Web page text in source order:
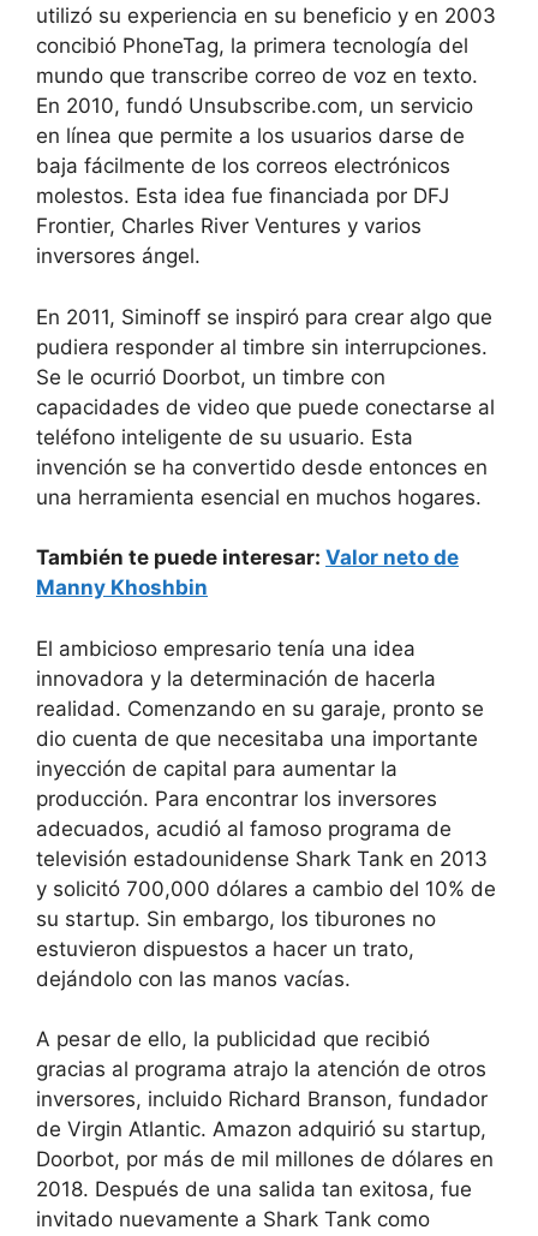
utilizó su experiencia en su beneficio y en 2003
concibió PhoneTag, la primera tecnología del
mundo que transcribe correo de voz en texto.
En 2010, fundó Unsubscribe.com, un servicio
en línea que permite a los usuarios darse de
baja fácilmente de los correos electrónicos
molestos. Esta idea fue financiada por DFJ
Frontier, Charles River Ventures y varios
inversores ángel.
En 2011, Siminoff se inspiró para crear algo que
pudiera responder al timbre sin interrupciones.
Se le ocurrió Doorbot, un timbre con
capacidades de video que puede conectarse al
teléfono inteligente de su usuario. Esta
invención se ha convertido desde entonces en
una herramienta esencial en muchos hogares.
También te puede interesar: Valor neto de
Manny Khoshbin
El ambicioso empresario tenía una idea
innovadora y la determinación de hacerla
realidad. Comenzando en su garaje, pronto se
dio cuenta de que necesitaba una importante
inyección de capital para aumentar la
producción. Para encontrar los inversores
adecuados, acudió al famoso programa de
televisión estadounidense Shark Tank en 2013
y solicitó 700,000 dólares a cambio del 10% de
su startup. Sin embargo, los tiburones no
estuvieron dispuestos a hacer un trato,
dejándolo con las manos vacías.
A pesar de ello, la publicidad que recibió
gracias al programa atrajo la atención de otros
inversores, incluido Richard Branson, fundador
de Virgin Atlantic. Amazon adquirió su startup,
Doorbot, por más de mil millones de dólares en
2018. Después de una salida tan exitosa, fue
invitado nuevamente a Shark Tank como